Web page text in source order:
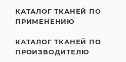
КАТАЛОГ ТКАНЕЙ ПО
ПРИМЕНЕНИЮ
КАТАЛОГ ТКАНЕЙ ПО
ПРОИЗВОДИТЕЛЮ